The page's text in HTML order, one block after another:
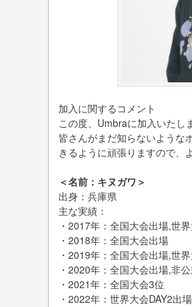
加入に関するコメント
この度、Umbraに加入いたし
皆さんがまだ知らないような
きるように頑張りますので、
＜名前：キヌガワ＞
出身：兵庫県
主な実績：
・2017年：全国大会出場,世
・2018年：全国大会出場
・2019年：全国大会出場,世
・2020年：全国大会出場,非
・2021年：全国大会3位
・2022年：世界大会DAY2出